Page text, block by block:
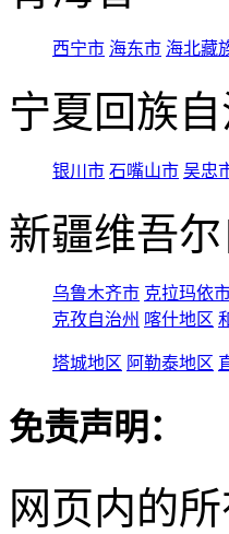
西宁市 海东市 海北藏
宁夏回族
银川市 石嘴山市 吴忠
新疆维吾
乌鲁木齐市 克拉玛依
克孜自治州 喀什地区
塔城地区 阿勒泰地区
免责声明：
网页内的